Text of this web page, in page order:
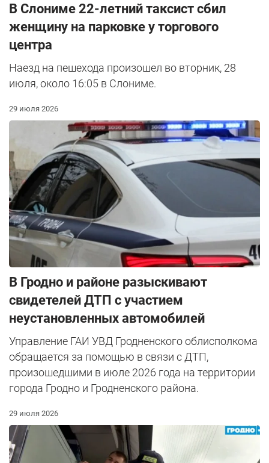
В Слониме 22-летний таксист сбил
женщину на парковке у торгового
центра
Наезд на пешехода произошел во вторник, 28
июля, около 16:05 в Слониме.
29 июля 2026
В Гродно и районе разыскивают
свидетелей ДТП с участием
неустановленных автомобилей
Управление ГАИ УВД Гродненского облисполкома
обращается за помощью в связи с ДТП,
произошедшими в июле 2026 года на территории
города Гродно и Гродненского района.
29 июля 2026